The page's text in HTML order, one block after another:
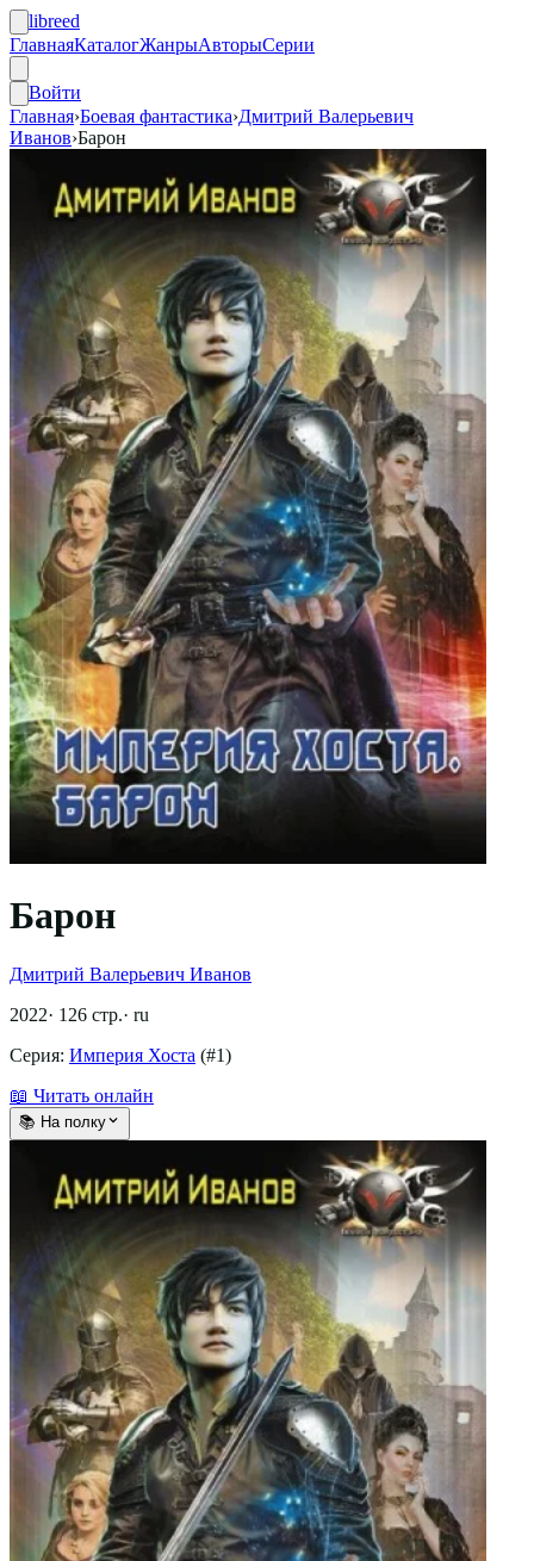
libreed
ГлавнаяКаталогЖанрыАвторыСерии
Войти
Главная›Боевая фантастика›Дмитрий Валерьевич
Иванов›Барон
Барон
Дмитрий Валерьевич Иванов
2022· 126 стр.· ru
Серия: Империя Хоста (#1)
📖 Читать онлайн
📚 На полку